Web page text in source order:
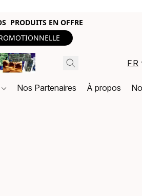
PRODUITS EN OFFRE
FR
Nos Partenaires À propos